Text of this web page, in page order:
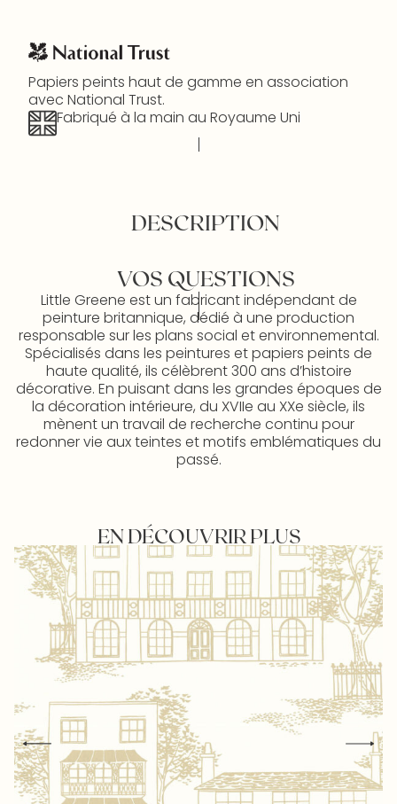
Papiers peints haut de gamme en association
avec National Trust.
Fabriqué à la main au Royaume Uni
DESCRIPTION
VOS QUESTIONS
Little Greene est un fabricant indépendant de
peinture britannique, dédié à une production
responsable sur les plans social et environnemental.
Spécialisés dans les peintures et papiers peints de
haute qualité, ils célèbrent 300 ans d’histoire
décorative. En puisant dans les grandes époques de
la décoration intérieure, du XVIIe au XXe siècle, ils
mènent un travail de recherche continu pour
redonner vie aux teintes et motifs emblématiques du
passé.
EN DÉCOUVRIR PLUS